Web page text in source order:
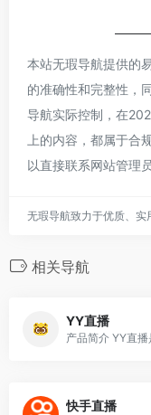
本站无瑕导航提供的
的准确性和完整性，
导航实际控制，在
上的内容，都属于合
以直接联系网站管理
无瑕导航致力于优质、实
相关导航
YY直播
产品简介 YY直
快手直播